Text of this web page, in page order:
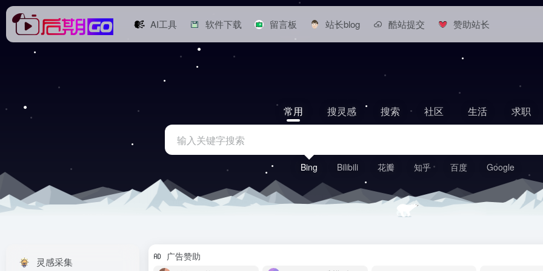
AI工具 软件下载 留言板 站长blog 酷站提交 赞助站长
灵感采集
常用 搜灵感 搜索 社区 生活 求职
Bing Bilibili 花瓣 知乎 百度 Google
广告赞助